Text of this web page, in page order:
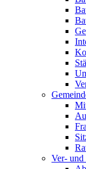
Ver- und